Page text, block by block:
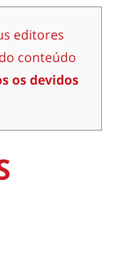
editores
conteúdo
os devidos